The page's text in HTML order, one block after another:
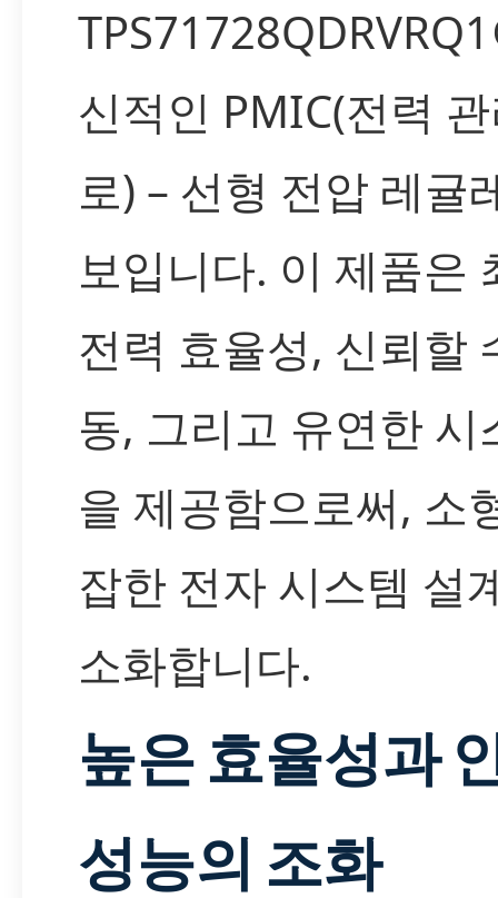
신적인 PMIC(전력
로) – 선형 전압 레귤
보입니다. 이 제품은
전력 효율성, 신뢰할
동, 그리고 유연한 시
을 제공함으로써, 소
잡한 전자 시스템 설
소화합니다.
높은 효율성과
성능의 조화